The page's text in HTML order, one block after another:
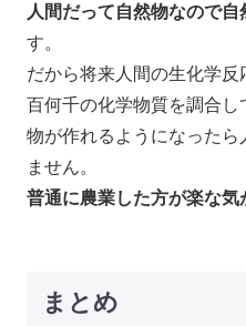
人間だって自然物なので
す。
だから将来人間の生化学
百何千の化学物質を調合
物が作れるようになった
ません。
普通に農業した方が楽な気
まとめ